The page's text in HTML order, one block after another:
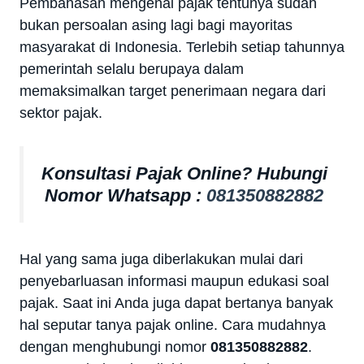
bukan persoalan asing lagi bagi mayoritas
masyarakat di Indonesia. Terlebih setiap tahunnya
pemerintah selalu berupaya dalam
memaksimalkan target penerimaan negara dari
sektor pajak.
Konsultasi Pajak Online? Hubungi
Nomor Whatsapp : 081350882882
Hal yang sama juga diberlakukan mulai dari
penyebarluasan informasi maupun edukasi soal
pajak. Saat ini Anda juga dapat bertanya banyak
hal seputar tanya pajak online. Cara mudahnya
dengan menghubungi nomor 081350882882.